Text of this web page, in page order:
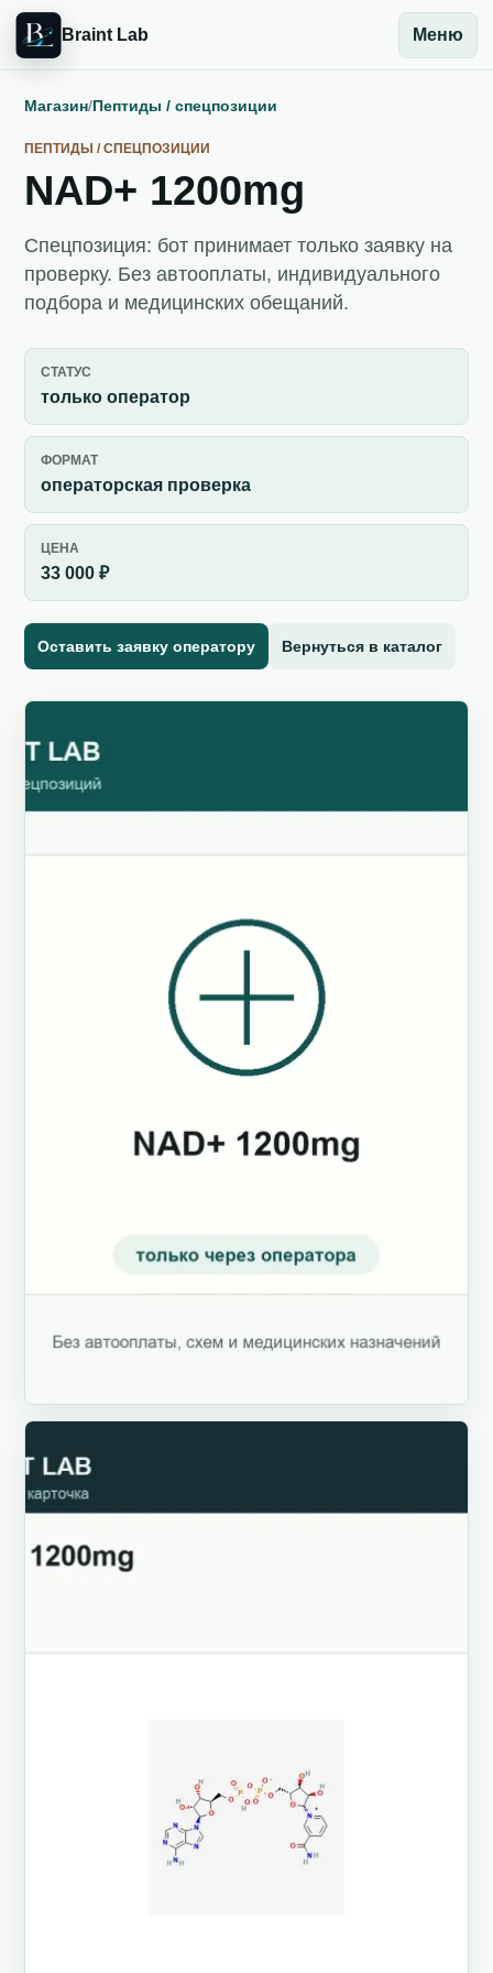
Braint Lab Меню
Магазин/Пептиды / спецпозиции
ПЕПТИДЫ / СПЕЦПОЗИЦИИ
NAD+ 1200mg
Спецпозиция: бот принимает только заявку на
проверку. Без автооплаты, индивидуального
подбора и медицинских обещаний.
СТАТУС
только оператор
ФОРМАТ
операторская проверка
ЦЕНА
33 000 ₽
Оставить заявку оператору Вернуться в каталог